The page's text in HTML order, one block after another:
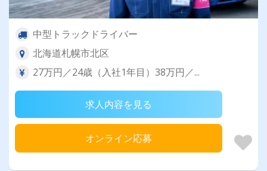
中型トラックドライバー
北海道札幌市北区
27万円／24歳（入社1年目）38万円／...
求人内容を見る
オンライン応募